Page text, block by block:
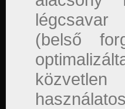
légcsavar
(belső